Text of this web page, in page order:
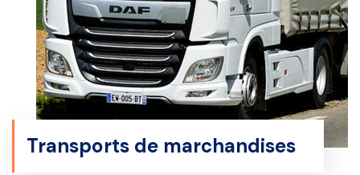
Transports de marchandises